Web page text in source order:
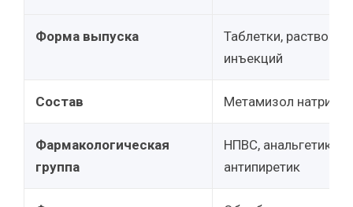
Форма выпуска
Таблетки, раствор
инъекций
Состав Метамизол натрия
Фармакологическая
группа
НПВС, анальгетик-
антипиретик